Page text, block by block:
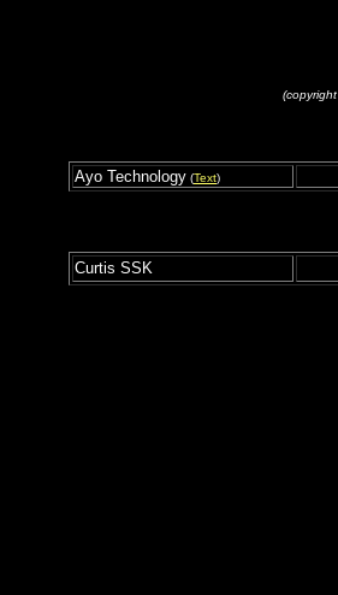
Ayo Technology (Text)
Curtis SSK